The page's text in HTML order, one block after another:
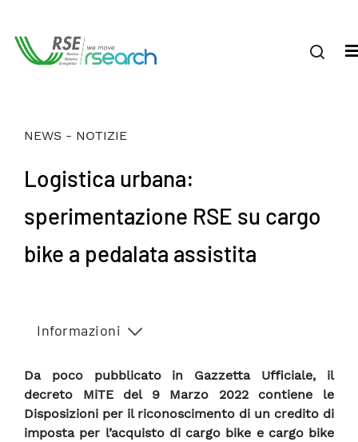
NEWS - NOTIZIE
Logistica urbana:
sperimentazione RSE su cargo
bike a pedalata assistita
Informazioni
Da poco pubblicato in Gazzetta Ufficiale, il
decreto MiTE del 9 Marzo 2022 contiene le
Disposizioni per il riconoscimento di un credito di
imposta per l’acquisto di cargo bike e cargo bike